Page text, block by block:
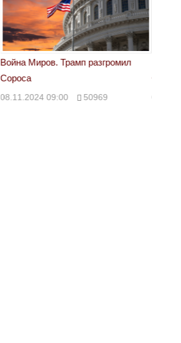
Война Миров. Трамп разгромил
Сороса
08.11.2024 09:00 50969